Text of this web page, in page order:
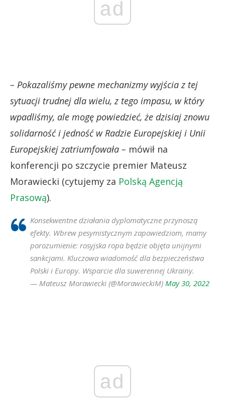
ad
– Pokazaliśmy pewne mechanizmy wyjścia z tej
sytuacji trudnej dla wielu, z tego impasu, w który
wpadliśmy, ale mogę powiedzieć, że dzisiaj znowu
solidarność i jedność w Radzie Europejskiej i Unii
Europejskiej zatriumfowała – mówił na
konferencji po szczycie premier Mateusz
Morawiecki (cytujemy za Polską Agencją
Prasową).
Konsekwentne działania dyplomatyczne przynoszą
efekty. Wbrew pesymistycznym zapowiedziom, mamy
porozumienie: rosyjska ropa będzie objęta unijnymi
sankcjami. Kluczowa wiadomość dla bezpieczeństwa
Polski i Europy. Wsparcie dla suwerennej Ukrainy.
— Mateusz Morawiecki (@MorawieckiM) May 30, 2022
ad